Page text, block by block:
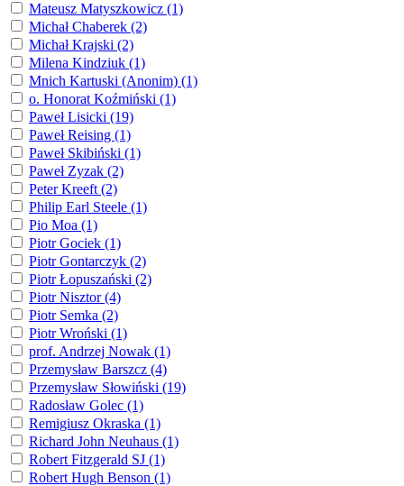
Mateusz Matyszkowicz (1)
Michał Chaberek (2)
Michał Krajski (2)
Milena Kindziuk (1)
Mnich Kartuski (Anonim) (1)
o. Honorat Koźmiński (1)
Paweł Lisicki (19)
Paweł Reising (1)
Paweł Skibiński (1)
Paweł Zyzak (2)
Peter Kreeft (2)
Philip Earl Steele (1)
Pio Moa (1)
Piotr Gociek (1)
Piotr Gontarczyk (2)
Piotr Łopuszański (2)
Piotr Nisztor (4)
Piotr Semka (2)
Piotr Wroński (1)
prof. Andrzej Nowak (1)
Przemysław Barszcz (4)
Przemysław Słowiński (19)
Radosław Golec (1)
Remigiusz Okraska (1)
Richard John Neuhaus (1)
Robert Fitzgerald SJ (1)
Robert Hugh Benson (1)